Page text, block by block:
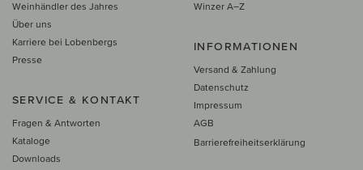
Weinhändler des Jahres
Über uns
Karriere bei Lobenbergs
Presse
SERVICE & KONTAKT
Fragen & Antworten
Kataloge
Downloads
Winzer A–Z
INFORMATIONEN
Versand & Zahlung
Datenschutz
Impressum
AGB
Barrierefreiheitserklärung